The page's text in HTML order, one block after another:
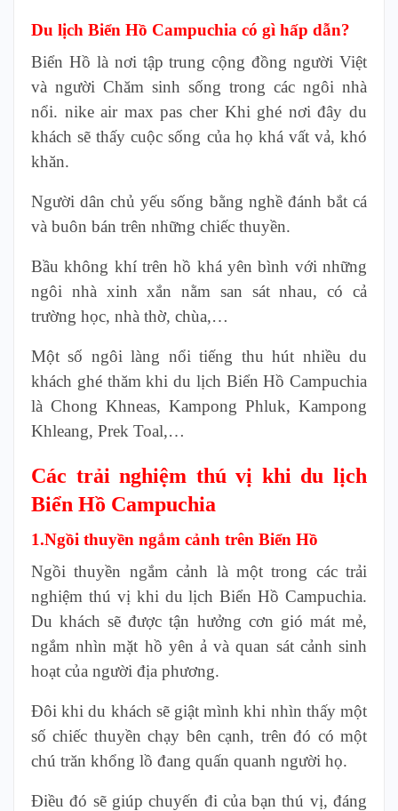
Du lịch Biển Hồ Campuchia có gì hấp dẫn?
Biển Hồ là nơi tập trung cộng đồng người Việt
và người Chăm sinh sống trong các ngôi nhà
nổi. nike air max pas cher Khi ghé nơi đây du
khách sẽ thấy cuộc sống của họ khá vất vả, khó
khăn.
Người dân chủ yếu sống bằng nghề đánh bắt cá
và buôn bán trên những chiếc thuyền.
Bầu không khí trên hồ khá yên bình với những
ngôi nhà xinh xắn nằm san sát nhau, có cả
trường học, nhà thờ, chùa,…
Một số ngôi làng nổi tiếng thu hút nhiều du
khách ghé thăm khi du lịch Biển Hồ Campuchia
là Chong Khneas, Kampong Phluk, Kampong
Khleang, Prek Toal,…
Các trải nghiệm thú vị khi du lịch
Biển Hồ Campuchia
1.Ngồi thuyền ngắm cảnh trên Biển Hồ
Ngồi thuyền ngắm cảnh là một trong các trải
nghiệm thú vị khi du lịch Biển Hồ Campuchia.
Du khách sẽ được tận hưởng cơn gió mát mẻ,
ngắm nhìn mặt hồ yên ả và quan sát cảnh sinh
hoạt của người địa phương.
Đôi khi du khách sẽ giật mình khi nhìn thấy một
số chiếc thuyền chạy bên cạnh, trên đó có một
chú trăn khổng lồ đang quấn quanh người họ.
Điều đó sẽ giúp chuyến đi của bạn thú vị, đáng